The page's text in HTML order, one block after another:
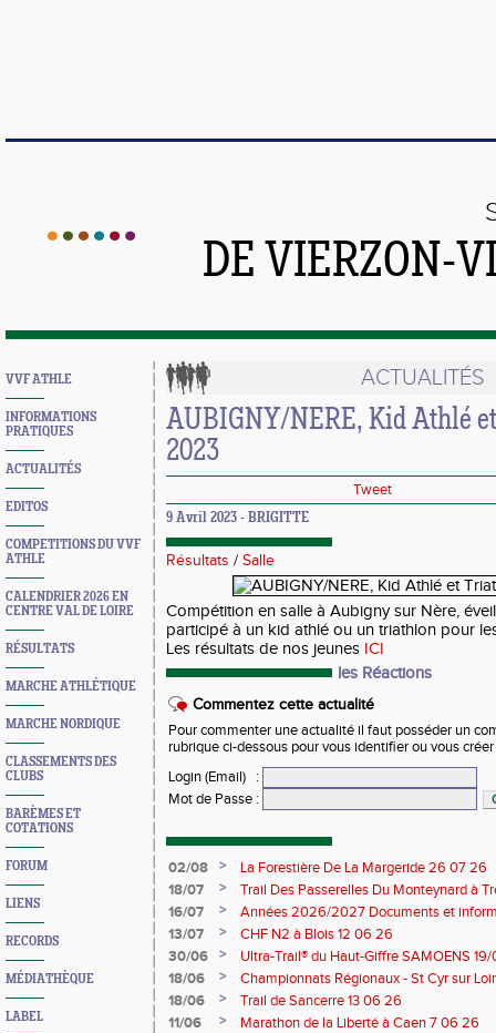
DE VIERZON-
VVF ATHLE
INFORMATIONS
PRATIQUES
ACTUALITÉS
EDITOS
COMPETITIONS DU VVF
ATHLE
CALENDRIER 2026 EN
CENTRE VAL DE LOIRE
RÉSULTATS
MARCHE ATHLÉTIQUE
MARCHE NORDIQUE
CLASSEMENTS DES
CLUBS
BARÈMES ET
COTATIONS
FORUM
LIENS
RECORDS
MÉDIATHÈQUE
LABEL
ACTUALITÉS
AUBIGNY/NERE, Kid Athlé
2023
Tweet
9 Avril 2023 - BRIGITTE
Résultats / Salle
Compétition en salle à Aubigny sur Nère,
participé à un kid athlé ou un triathlon pour
Les résultats de nos jeunes ICI
les Réactions
Commentez cette actualité
Pour commenter une actualité il faut posséder un
rubrique ci-dessous pour vous identifier ou vous
Login (Email)
:
Mot de Passe :
02/08 >
La Forestière De La Margeride 26 07 26
18/07
>
Trail Des Passerelles Du Monteynard à
16/07
>
Années 2026/2027 Documents et
13/07
>
CHF N2 à Blois 12 06 26
30/06
>
Ultra-Trail® du Haut-Giffre SAMOENS
18/06
>
Championnats Régionaux - St Cyr sur
Saran 13/14 06 26
18/06 >
Trail de Sancerre 13 06 26
11/06
>
Marathon de la Liberté à Caen 7 06 26